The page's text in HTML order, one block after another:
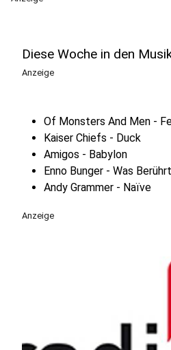
Diese Woche in den
Anzeige
Of Monsters And Men -
Kaiser Chiefs - Duck
Amigos - Babylon
Enno Bunger - Was
Andy Grammer - Naïve
Anzeige